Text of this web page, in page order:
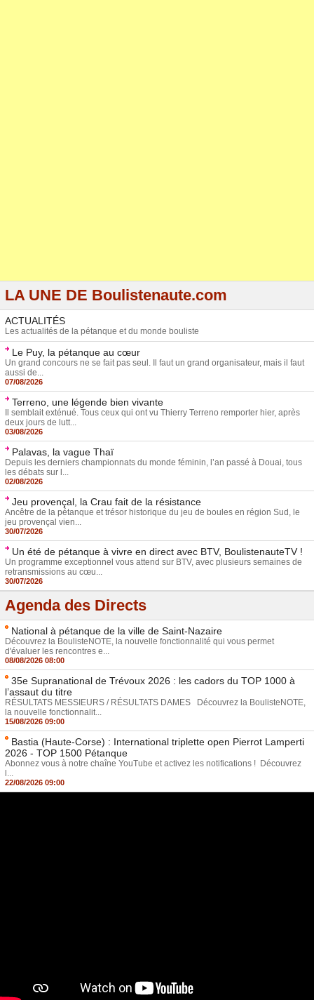
LA UNE DE Boulistenaute.com
ACTUALITÉS
Les actualités de la pétanque et du monde bouliste
Le Puy, la pétanque au cœur
Un grand concours ne se fait pas seul. Il faut un grand organisateur, mais il faut
aussi de...
07/08/2026
Terreno, une légende bien vivante
Il semblait exténué. Tous ceux qui ont vu Thierry Terreno remporter hier, après
deux jours de lutt...
03/08/2026
Palavas, la vague Thaï
Depuis les derniers championnats du monde féminin, l’an passé à Douai, tous
les débats sur l...
02/08/2026
Jeu provençal, la Crau fait de la résistance
Ancêtre de la pétanque et trésor historique du jeu de boules en région Sud, le
jeu provençal vien...
30/07/2026
Un été de pétanque à vivre en direct avec BTV, BoulistenauteTV !
Un programme exceptionnel vous attend sur BTV, avec plusieurs semaines de
retransmissions au cœu...
30/07/2026
Agenda des Directs
National à pétanque de la ville de Saint-Nazaire
Découvrez la BoulisteNOTE, la nouvelle fonctionnalité qui vous permet
d'évaluer les rencontres e...
08/08/2026 08:00
35e Supranational de Trévoux 2026 : les cadors du TOP 1000 à
l’assaut du titre
RÉSULTATS MESSIEURS / RÉSULTATS DAMES Découvrez la BoulisteNOTE,
la nouvelle fonctionnalit...
15/08/2026 09:00
Bastia (Haute-Corse) : International triplette open Pierrot Lamperti
2026 - TOP 1500 Pétanque
Abonnez vous à notre chaîne YouTube et activez les notifications ! Découvrez
l...
22/08/2026 09:00